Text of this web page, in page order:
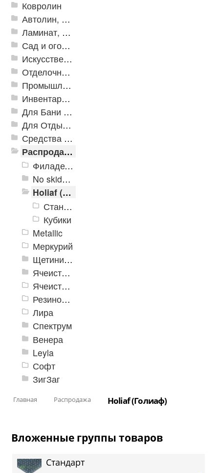
Ковролин
Автолин, Транслин, Линолеум
Ламинат, Кварцвиниловая плитка SPC
Сад и огород
Искусственная трава
Отделочные профили
Промышленный текстиль
Инвентарь для клининга
Для Бани и Сауны
Для Отдыха и Пикника
Средства от насекомых и садовых вредителей
Распродажа
Филадельфия
No skidding
Holiaf (Голиаф)
Стандарт
Кубики
Metallic
Меркурий
Щетинистые покрытия Finn Turf
Ячеистое модульное покрытие «Зубр»
Ячеистые покрытия Решетка
Резиновые дорожки (Нидерланды)
Лира
Спектрум
Венера
Leyla
Софт
ЗигЗаг
Главная Распродажа Holiaf (Голиаф)
Вложенные группы товаров
Стандарт